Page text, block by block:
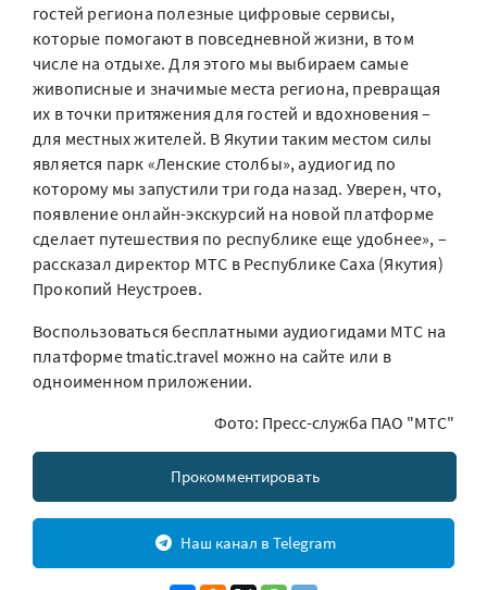
гостей региона полезные цифровые сервисы,
которые помогают в повседневной жизни, в том
числе на отдыхе. Для этого мы выбираем самые
живописные и значимые места региона, превращая
их в точки притяжения для гостей и вдохновения –
для местных жителей. В Якутии таким местом силы
является парк «Ленские столбы», аудиогид по
которому мы запустили три года назад. Уверен, что,
появление онлайн-экскурсий на новой платформе
сделает путешествия по республике еще удобнее», –
рассказал директор МТС в Республике Саха (Якутия)
Прокопий Неустроев.
Воспользоваться бесплатными аудиогидами МТС на
платформе tmatic.travel можно на сайте или в
одноименном приложении.
Фото: Пресс-служба ПАО "МТС"
Прокомментировать
Наш канал в Telegram